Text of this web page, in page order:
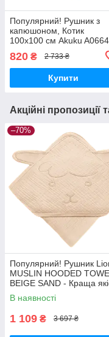
Популярний! Рушник з
капюшоном, Котик
100x100 см Akuku
Nukleon.com.ua
820 ₴ 2 733 ₴
Купити
Акційні пропозиції
–70%
Популярний! Рушник
MUSLIN HOODED
BEIGE SAND - Краща
тільки на Nukleon.com.ua
В наявності
1 109 ₴ 3 697 ₴